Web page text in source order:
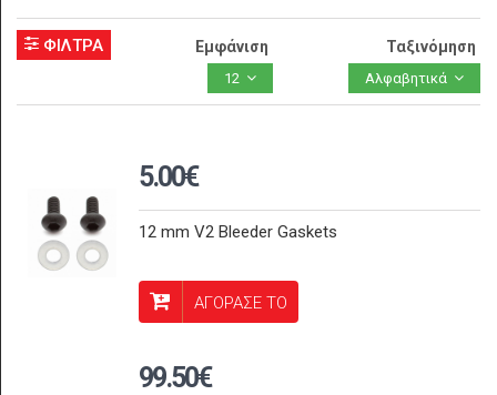
ΦΙΛΤΡΑ Εμφάνιση
12
Ταξινόμηση
Αλφαβητικά
5.00€
12 mm V2 Bleeder Gaskets
ΑΓΟΡΑΣΕ ΤΟ
99.50€